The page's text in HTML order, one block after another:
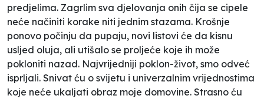
predjelima. Zagrlim sva djelovanja onih čija se cipele
neće načiniti korake niti jednim stazama. Krošnje
ponovo počinju da pupaju, novi listovi će da kisnu
usljed oluja, ali utišalo se proljeće koje ih može
pokloniti nazad. Najvrijedniji poklon-život, smo odveć
isprljali. Snivat ću o svijetu i univerzalnim vrijednostima
koje neće ukaljati obraz moje domovine. Strasno ću